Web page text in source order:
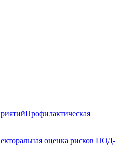
Профилактическая
оценка рисков ПОД-